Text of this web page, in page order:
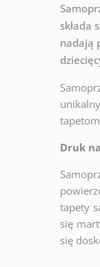
składa
nadają
Druk
tapety
się
się